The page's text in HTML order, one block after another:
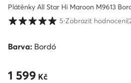
Plátěnky All Star Hi Maroon M9613
Hodnocení zákazníků ve škále 1 až 5
5⋅Zobrazit hodnocení
Barva: Bordó
Aktuální cena 1 599 Kč
1 599 Kč